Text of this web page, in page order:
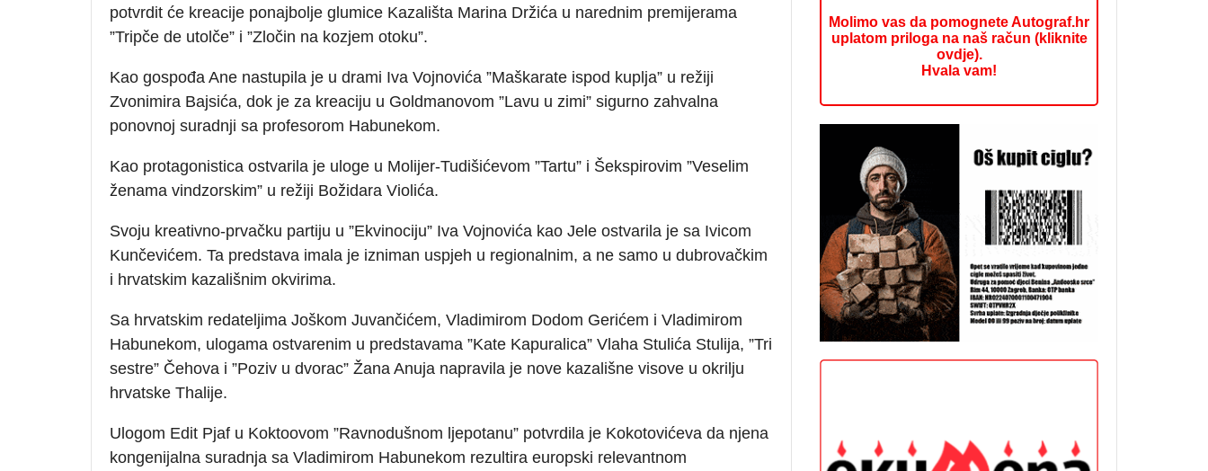
potvrdit će kreacije ponajbolje glumice Kazališta Marina Držića u narednim premijerama
”Tripče de utolče” i ”Zločin na kozjem otoku”.
Kao gospođa Ane nastupila je u drami Iva Vojnovića ”Maškarate ispod kuplja” u režiji
Zvonimira Bajsića, dok je za kreaciju u Goldmanovom ”Lavu u zimi” sigurno zahvalna
ponovnoj suradnji sa profesorom Habunekom.
Kao protagonistica ostvarila je uloge u Molijer-Tudišićevom ”Tartu” i Šekspirovim ”Veselim
ženama vindzorskim” u režiji Božidara Violića.
Svoju kreativno-prvačku partiju u ”Ekvinociju” Iva Vojnovića kao Jele ostvarila je sa Ivicom
Kunčevićem. Ta predstava imala je izniman uspjeh u regionalnim, a ne samo u dubrovačkim
i hrvatskim kazališnim okvirima.
Sa hrvatskim redateljima Joškom Juvančićem, Vladimirom Dodom Gerićem i Vladimirom
Habunekom, ulogama ostvarenim u predstavama ”Kate Kapuralica” Vlaha Stulića Stulija, ”Tri
sestre” Čehova i ”Poziv u dvorac” Žana Anuja napravila je nove kazališne visove u okrilju
hrvatske Thalije.
Ulogom Edit Pjaf u Koktoovom ”Ravnodušnom ljepotanu” potvrdila je Kokotovićeva da njena
kongenijalna suradnja sa Vladimirom Habunekom rezultira europski relevantnom
Molimo vas da pomognete Autograf.hr
uplatom priloga na naš račun (kliknite
ovdje).
Hvala vam!